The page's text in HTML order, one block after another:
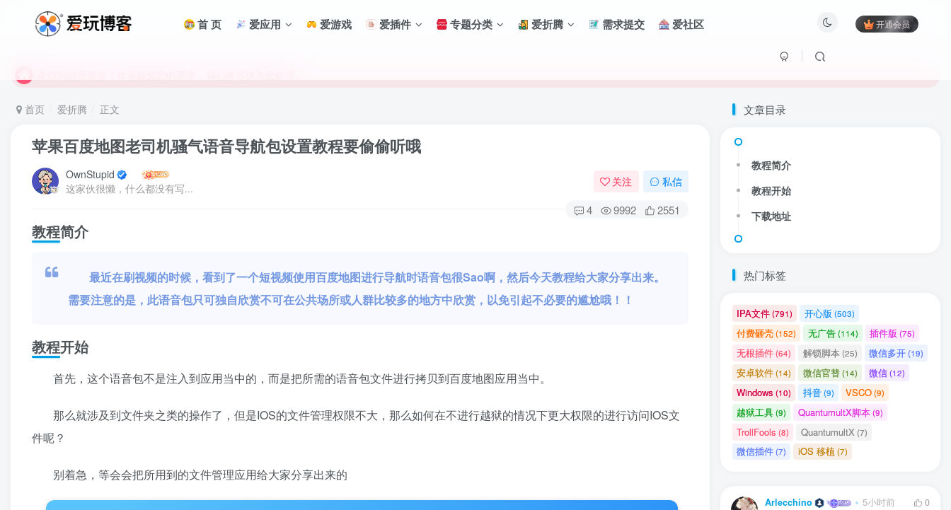
首 页 爱应用 爱游戏 爱插件 专题分类 爱折腾 需求提交 爱社区 开通会员
未找到所需资源？欢迎提交您的需求，我们将尽快为您处理。
首页 爱折腾 正文
苹果百度地图老司机骚气语音导航包设置教程要偷偷听哦
OwnStupid
这家伙很懒，什么都没有写...
关注 私信
4 9992 2551
教程简介
最近在刷视频的时候，看到了一个短视频使用百度地图进行导航时语音包很Sao啊，然后今天教程给大家分享出来。
需要注意的是，此语音包只可独自欣赏不可在公共场所或人群比较多的地方中欣赏，以免引起不必要的尴尬哦！！
教程开始
首先，这个语音包不是注入到应用当中的，而是把所需的语音包文件进行拷贝到百度地图应用当中。
那么就涉及到文件夹之类的操作了，但是IOS的文件管理权限不大，那么如何在不进行越狱的情况下更大权限的进行访问IOS文
件呢？
别着急，等会会把所用到的文件管理应用给大家分享出来的
文章目录
教程简介
教程开始
下载地址
热门标签
IPA文件(791) 开心版 (503)
付费砸壳(152) 无广告(114) 插件版 (75)
无根插件(64) 解锁脚本(25) 微信多开(19)
安卓软件(14) 微信官替(14) 微信(12)
Windows (10) 抖音(9) VSCO(9)
越狱工具(9) QuantumultX脚本(9)
TrollFools (8) QuantumultX (7)
微信插件(7) iOS 移植 (7)
Arlecchino 5小时前
0